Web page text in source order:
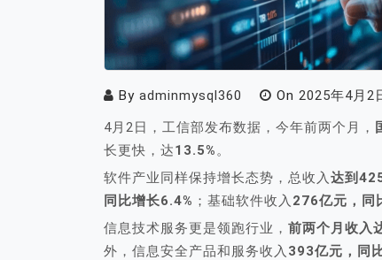
By adminmysql360 On 2025年4月2
4月2日，工信部发布数据，今年前两个月，
长更快，达13.5%。
软件产业同样保持增长态势，总收入达到
同比增长6.4% ；基础软件收入 276亿元，同
信息技术服务更是领跑行业， 前两个月收入
外，信息安全产品和服务收入 393亿元，同